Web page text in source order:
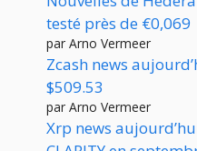
testé près de €0,069
par Arno Vermeer
Zcash news
$509.53
par Arno Vermeer
Xrp news